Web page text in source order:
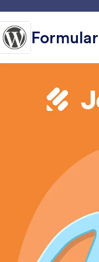
Mi espacio de trabajo
12